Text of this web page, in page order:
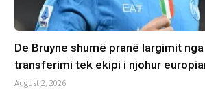
De Bruyne shumë pranë largimit
transferimi tek ekipi i njohur
August 2, 2026